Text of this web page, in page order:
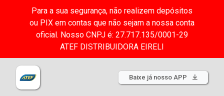
Para a sua segurança, não realizem depósitos
ou PIX em contas que não sejam a nossa conta
oficial. Nosso CNPJ é: 27.717.135/0001-29
ATEF DISTRIBUIDORA EIRELI
Baixe já nosso APP